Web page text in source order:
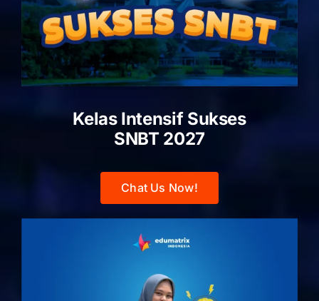
Kelas Intensif Sukses
SNBT 2027
Chat Us Now!